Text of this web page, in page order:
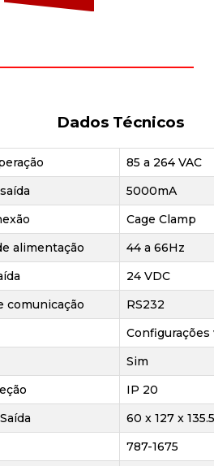
Dados Técnicos
85 a 264 VAC
5000mA
Cage Clamp
alimentação
44 a 66Hz
24 VDC
comunicação
RS232
Sim
IP 20
60 x 127 x 135.5
787-1675